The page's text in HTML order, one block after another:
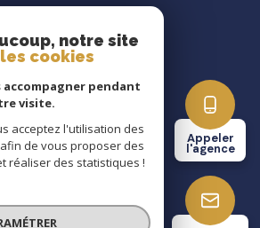
Appeler
l'agence
notre site
cookies
accompagner pendant
visite.
acceptez l'utilisation des
de vous proposer des
réaliser des statistiques !